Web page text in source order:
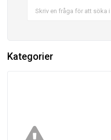
Kategorier